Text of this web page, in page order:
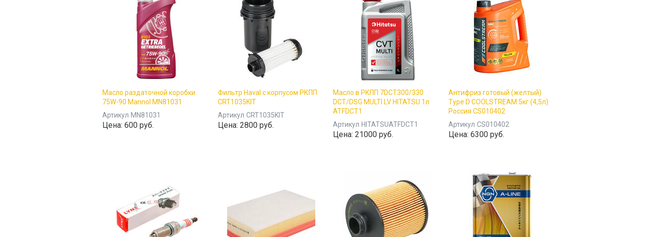
Масло раздаточной коробки
75W-90 Mannol MN81031
Артикул MN81031
Цена: 600 руб.
Фильтр Haval с корпусом РКПП
CRT1035KIT
Артикул CRT1035KIT
Цена: 2800 руб.
Масло в РКПП 7DCT300/330
DCT/DSG MULTI LV HITATSU 1л
ATFDCT1
Артикул HITATSUATFDCT1
Цена: 21000 руб.
Антифриз готовый (желтый)
Type D COOLSTREAM 5кг (4,5л)
Россия CS010402
Артикул CS010402
Цена: 6300 руб.